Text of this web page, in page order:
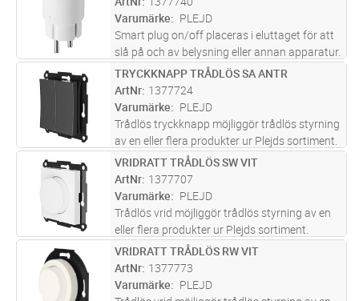
Varumärke
PLEJD
Smart plug on/off placeras i eluttaget för att
slå på och av belysning eller annan apparatur.
Styr pluggen trådlöst genom andra produkter
från Plejd eller direkt med appen via
Bluetooth®. Kan även st
ST Lägg i kundvagn
TRYCKKNAPP TRÅDLÖS SA ANTR
ArtNr 1377724
Varumärke
PLEJD
Trådlös tryckknapp möjliggör trådlös styrning
av en eller flera produkter ur Plejds sortiment.
Konfigureras i Plejd-appen. WPH-01 monteras
enkelt utanpå standard apparatdosa eller
med dubbelsidig tej...läs mer
ST Lägg i kundvagn
VRIDRATT TRÅDLÖS SW VIT
ArtNr 1377707
Varumärke
PLEJD
Trådlös vrid möjliggör trådlös styrning av en
eller flera produkter ur Plejds sortiment.
Konfigureras i Plejd-appen. WRT-01 monteras
enkelt utanpå standard apparatdosa eller
med dubbelsidig tejp elle
ST Lägg i kundvagn
VRIDRATT TRÅDLÖS RW VIT
ArtNr 1377773
Varumärke
PLEJD